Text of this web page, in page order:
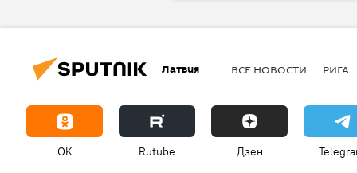
Латвия ВСЕ НОВОСТИ РИГА
OK Rutube Дзен